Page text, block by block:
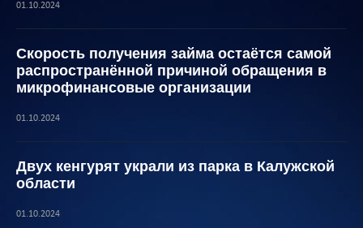
01.10.2024
Скорость получения займа остаётся самой
распространённой причиной обращения в
микрофинансовые организации
01.10.2024
Двух кенгурят украли из парка в Калужской
области
01.10.2024